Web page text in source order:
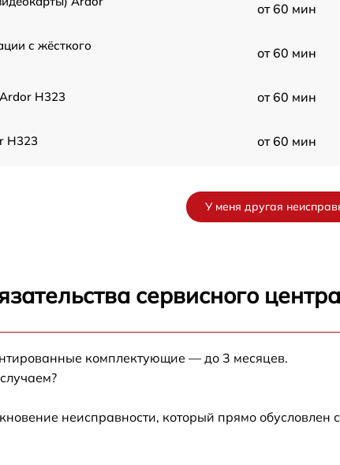
от 60 мин
с жёсткого
от 60 мин
H323 от 60 мин
H323 от 60 мин
H323 от 60 мин
У меня другая
сервисного
комплектующие — до 3 месяцев.
неисправности, который прямо